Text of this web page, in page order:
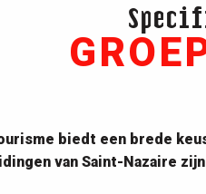
biedt een brede
van Saint-Nazaire